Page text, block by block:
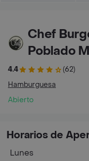
Chef
Poblado
4.4
(62)
Hamburguesa
Abierto
Horarios de
Lunes